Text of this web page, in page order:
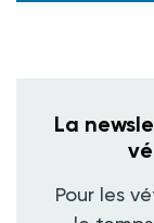
La
Pour les